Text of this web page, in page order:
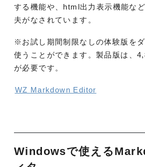
する機能や、html出力表示機能な
夫がなされています。
※お試し期間制限なしの体験版を
使うことができます。製品版は、
が必要です。
WZ Markdown Editor
Windowsで使える